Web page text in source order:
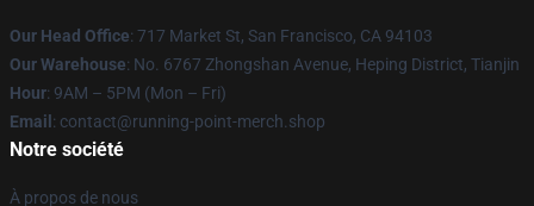
Our Head Office: 717 Market St, San Francisco, CA 94103
Our Warehouse: No. 6767 Zhongshan Avenue, Heping District, Tianjin
Hour: 9AM – 5PM (Mon – Fri)
Email : contact@running-point-merch.shop
Notre société
À propos de nous